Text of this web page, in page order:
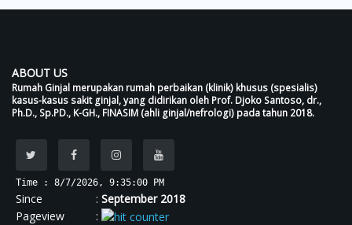
ABOUT US
Rumah Ginjal merupakan rumah perbaikan (klinik) khusus (spesialis)
kasus-kasus sakit ginjal, yang didirikan oleh Prof. Djoko Santoso, dr.,
Ph.D., Sp.PD., K-GH., FINASIM (ahli ginjal/nefrologi) pada tahun 2018.
Time : 8/7/2026, 9:35:01 PM
Since : September 2018
Pageview :